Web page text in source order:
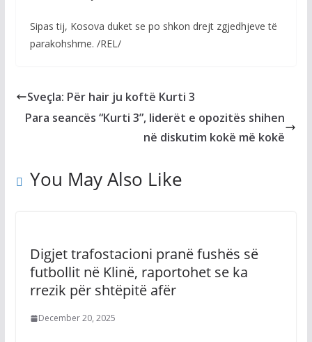
Sipas tij, Kosova duket se po shkon drejt zgjedhjeve të
parakohshme. /REL/
Sveçla: Për hair ju koftë Kurti 3
Para seancës “Kurti 3”, liderët e opozitës shihen
në diskutim kokë më kokë
You May Also Like
Digjet trafostacioni pranë fushës së
futbollit në Klinë, raportohet se ka
rrezik për shtëpitë afër
December 20, 2025